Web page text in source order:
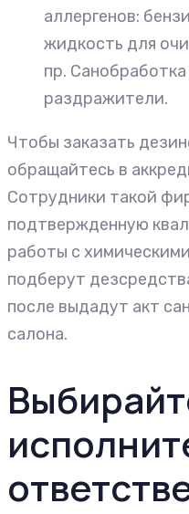
аллергенов:
жидкость для
пр.
раздражители.
Чтобы заказать
обращайтесь в
Сотрудники такой
подтвержденную
работы с
подберут
после выдадут акт
салона.